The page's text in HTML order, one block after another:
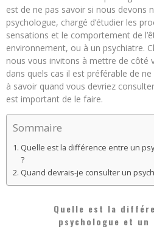
est de ne pas savoir si nous devons
psychologue, chargé d’étudier les
sensations et le comportement de
environnement, ou à un psychiatre.
nous vous invitons à mettre de côté
dans quels cas il est préférable de
à savoir quand vous devriez
est important de le faire.
Sommaire
Quelle est la différence entre un
?
Quand devrais-je consulter un
Quelle est la
psychologue et un